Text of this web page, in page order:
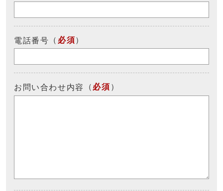
電話番号 （ 必須）
お問い合わせ内容 （ 必須 ）